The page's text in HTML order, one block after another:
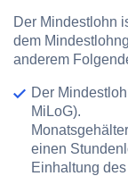
Der Mindestlohn
dem
anderem
Der
MiLoG).
einen
Einhaltung